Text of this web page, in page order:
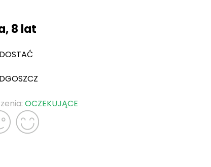
8 lat
DOSTAĆ
OCZEKUJĄCE